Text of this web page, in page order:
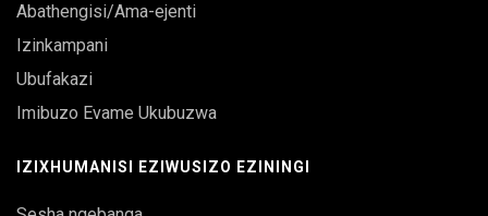
Abathengisi/Ama-ejenti
Izinkampani
Ubufakazi
Imibuzo Evame Ukubuzwa
IZIXHUMANISI EZIWUSIZO EZININGI